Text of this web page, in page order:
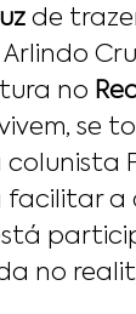
de
no
se
colunista
a
no